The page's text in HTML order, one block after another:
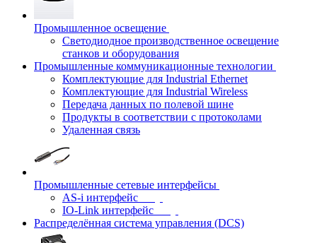
Промышленное освещение
Светодиодное производственное освещение
станков и оборудования
Промышленные коммуникационные технологии
Комплектующие для Industrial Ethernet
Комплектующие для Industrial Wireless
Передача данных по полевой шине
Продукты в соответствии с протоколами
Удаленная связь
Промышленные сетевые интерфейсы
AS-i интерфейс
IO-Link интерфейс
Распределённая система управления (DCS)